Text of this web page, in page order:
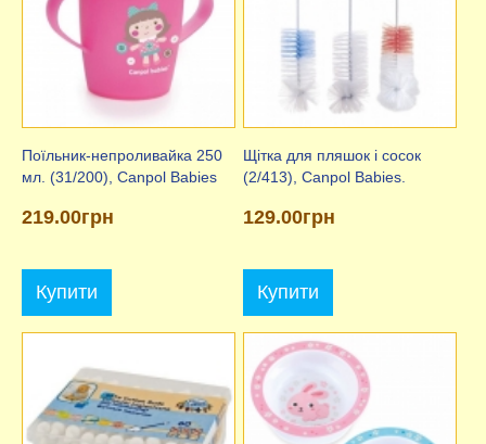
Поїльник-непроливайка 250
мл. (31/200), Canpol Babies
219.00грн
Купити
Щітка для пляшок і сосок
(2/413), Canpol Babies.
129.00грн
Купити